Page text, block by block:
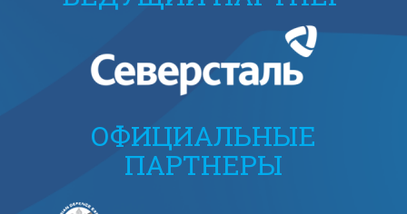
ОФИЦИАЛЬНЫЕ
ПАРТНЕРЫ